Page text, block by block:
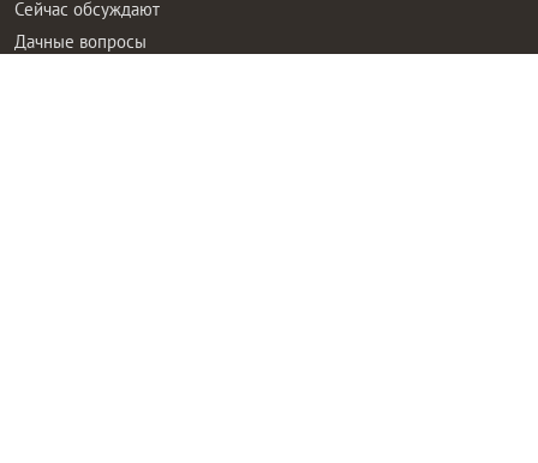
Сейчас обсуждают
Дачные вопросы